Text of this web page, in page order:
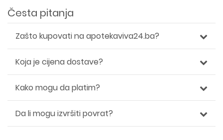
Česta pitanja
Zašto kupovati na apotekaviva24.ba?
Koja je cijena dostave?
Kako mogu da platim?
Da li mogu izvršiti povrat?